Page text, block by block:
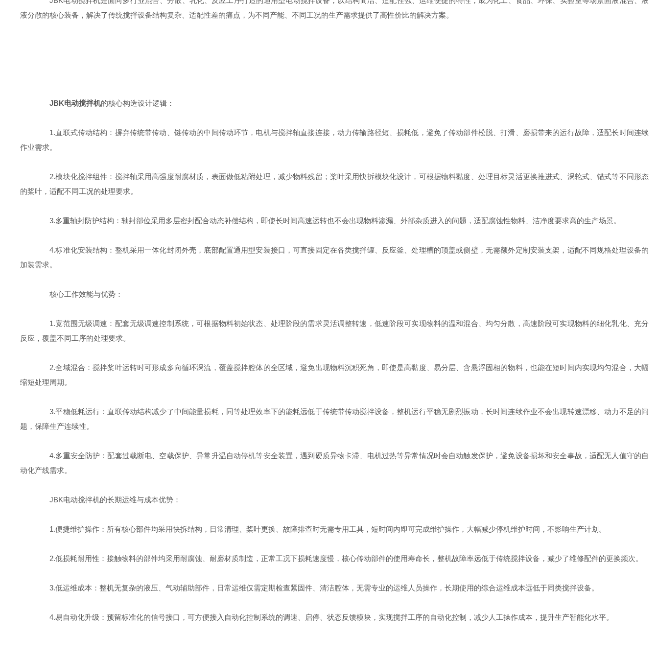
液分散的核心装备，解决了传统搅拌设备结构复杂、适配性差的痛点，为不同产能、不同工况的生产需求提供了高性价比的解决方案。
JBK电动搅拌机的核心构造设计逻辑：
1.直联式传动结构：摒弃传统带传动、链传动的中间传动环节，电机与搅拌轴直接连接，动力传输路径短、损耗低，避免了传动部件松脱、打滑、磨损带来的运行故障，适配长时间连续
作业需求。
2.模块化搅拌组件：搅拌轴采用高强度耐腐材质，表面做低粘附处理，减少物料残留；桨叶采用快拆模块化设计，可根据物料黏度、处理目标灵活更换推进式、涡轮式、锚式等不同形态
的桨叶，适配不同工况的处理要求。
3.多重轴封防护结构：轴封部位采用多层密封配合动态补偿结构，即使长时间高速运转也不会出现物料渗漏、外部杂质进入的问题，适配腐蚀性物料、洁净度要求高的生产场景。
4.标准化安装结构：整机采用一体化封闭外壳，底部配置通用型安装接口，可直接固定在各类搅拌罐、反应釜、处理槽的顶盖或侧壁，无需额外定制安装支架，适配不同规格处理设备的
加装需求。
核心工作效能与优势：
1.宽范围无级调速：配套无级调速控制系统，可根据物料初始状态、处理阶段的需求灵活调整转速，低速阶段可实现物料的温和混合、均匀分散，高速阶段可实现物料的细化乳化、充分
反应，覆盖不同工序的处理要求。
2.全域混合：搅拌桨叶运转时可形成多向循环涡流，覆盖搅拌腔体的全区域，避免出现物料沉积死角，即使是高黏度、易分层、含悬浮固相的物料，也能在短时间内实现均匀混合，大幅
缩短处理周期。
3.平稳低耗运行：直联传动结构减少了中间能量损耗，同等处理效率下的能耗远低于传统带传动搅拌设备，整机运行平稳无剧烈振动，长时间连续作业不会出现转速漂移、动力不足的问
题，保障生产连续性。
4.多重安全防护：配套过载断电、空载保护、异常升温自动停机等安全装置，遇到硬质异物卡滞、电机过热等异常情况时会自动触发保护，避免设备损坏和安全事故，适配无人值守的自
动化产线需求。
JBK电动搅拌机的长期运维与成本优势：
1.便捷维护操作：所有核心部件均采用快拆结构，日常清理、桨叶更换、故障排查时无需专用工具，短时间内即可完成维护操作，大幅减少停机维护时间，不影响生产计划。
2.低损耗耐用性：接触物料的部件均采用耐腐蚀、耐磨材质制造，正常工况下损耗速度慢，核心传动部件的使用寿命长，整机故障率远低于传统搅拌设备，减少了维修配件的更换频次。
3.低运维成本：整机无复杂的液压、气动辅助部件，日常运维仅需定期检查紧固件、清洁腔体，无需专业的运维人员操作，长期使用的综合运维成本远低于同类搅拌设备。
4.易自动化升级：预留标准化的信号接口，可方便接入自动化控制系统的调速、启停、状态反馈模块，实现搅拌工序的自动化控制，减少人工操作成本，提升生产智能化水平。